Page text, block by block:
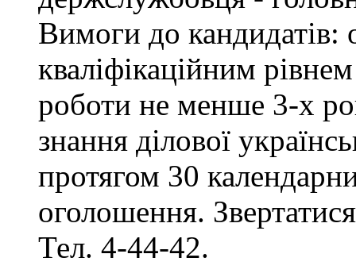
Вимоги до кандидатів:
кваліфікаційним
роботи не менше 3-х
знання ділової
протягом 30
оголошення.
Тел. 4-44-42.